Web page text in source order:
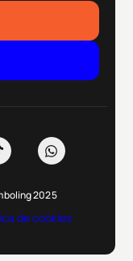
2025
de cookies